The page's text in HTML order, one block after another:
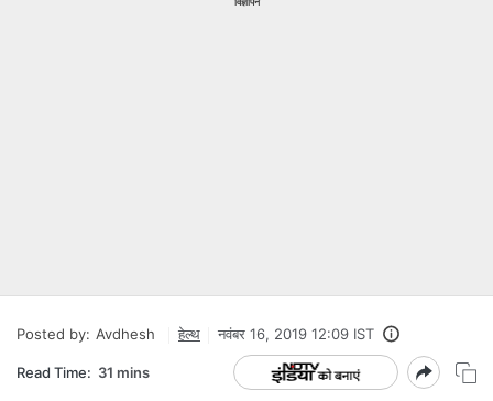
Posted by: Avdhesh हेल्थ नवंबर 16, 2019 12:09 IST
Read Time: 31 mins